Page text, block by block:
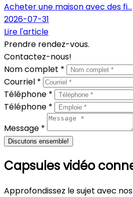
Acheter une maison avec des fi...
2026-07-31
Lire l'article
Prendre rendez-vous.
Contactez-nous!
Nom complet *
Courriel *
Téléphone *
Téléphone *
Message *
Discutons ensemble!
Capsules vidéo
Approfondissez le sujet avec